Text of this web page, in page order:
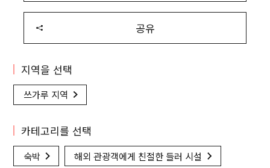
공유
지역을 선택
쓰가루 지역
카테고리를 선택
숙박 해외 관광객에게 친절한 들러 시설